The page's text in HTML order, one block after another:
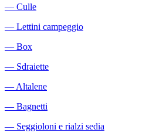
― Culle
― Lettini campeggio
― Box
― Sdraiette
―Altalene
― Bagnetti
― Seggioloni e rialzi sedia